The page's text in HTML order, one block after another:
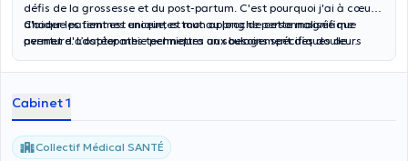
défis de la grossesse et du post-partum. C'est pourquoi j'ai à cœur
d'aider les femmes enceintes tout au long de cette magnifique
aventure. L’ostéopathie permettra un soulagement des douleurs
Chaque patient est unique, et mon approche personnalisée me
permet d'adapter mes techniques aux besoins spécifiques de
Cabinet 1
Collectif Médical SANTÉ